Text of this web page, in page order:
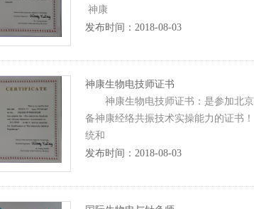
神康
发布时间：2018-08-03
神康生物电技师证书
神康生物电技师证书：是参加北京
备神康经络共振技术实操能力的证
统和
发布时间：2018-08-03